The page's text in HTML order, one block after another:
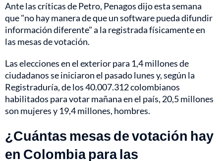
Ante las críticas de Petro, Penagos dijo esta semana
que "no hay manera de que un software pueda difundir
información diferente" a la registrada físicamente en
las mesas de votación.
Las elecciones en el exterior para 1,4 millones de
ciudadanos se iniciaron el pasado lunes y, según la
Registraduría, de los 40.007.312 colombianos
habilitados para votar mañana en el país, 20,5 millones
son mujeres y 19,4 millones, hombres.
¿Cuántas mesas de votación hay
en Colombia para las